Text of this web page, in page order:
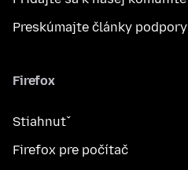
Preskúmajte články podpory
Firefox
Stiahnuť
Firefox pre počítač